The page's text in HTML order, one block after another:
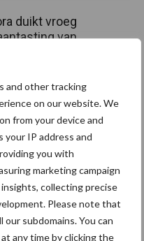
and other tracking
on our website. We
from your device and
your IP address and
you with
marketing campaign
collecting precise
Please note that
subdomains. You can
any time by clicking the
duikt vroeg
van